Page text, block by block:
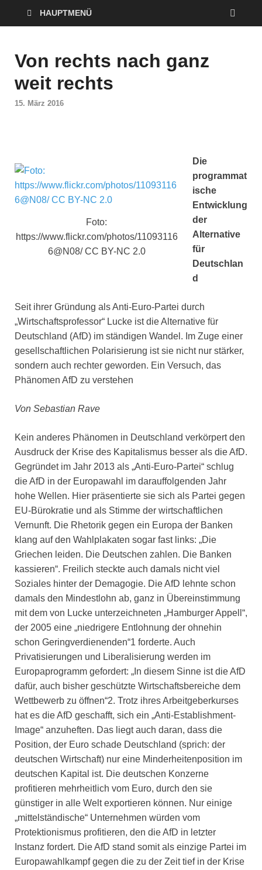
HAUPTMENÜ
Von rechts nach ganz
weit rechts
15. März 2016
Foto:
https://www.flickr.com/photos/11093116
6@N08/ CC BY-NC 2.0
Die
programmat
ische
Entwicklung
der
Alternative
für
Deutschlan
d
Seit ihrer Gründung als Anti-Euro-Partei durch
„Wirtschaftsprofessor“ Lucke ist die Alternative für
Deutschland (AfD) im ständigen Wandel. Im Zuge einer
gesellschaftlichen Polarisierung ist sie nicht nur stärker,
sondern auch rechter geworden. Ein Versuch, das
Phänomen AfD zu verstehen
Von Sebastian Rave
Kein anderes Phänomen in Deutschland verkörpert den
Ausdruck der Krise des Kapitalismus besser als die AfD.
Gegründet im Jahr 2013 als „Anti-Euro-Partei“ schlug
die AfD in der Europawahl im darauffolgenden Jahr
hohe Wellen. Hier präsentierte sie sich als Partei gegen
EU-Bürokratie und als Stimme der wirtschaftlichen
Vernunft. Die Rhetorik gegen ein Europa der Banken
klang auf den Wahlplakaten sogar fast links: „Die
Griechen leiden. Die Deutschen zahlen. Die Banken
kassieren“. Freilich steckte auch damals nicht viel
Soziales hinter der Demagogie. Die AfD lehnte schon
damals den Mindestlohn ab, ganz in Übereinstimmung
mit dem von Lucke unterzeichneten „Hamburger Appell“,
der 2005 eine „niedrigere Entlohnung der ohnehin
schon Geringverdienenden“1 forderte. Auch
Privatisierungen und Liberalisierung werden im
Europaprogramm gefordert: „In diesem Sinne ist die AfD
dafür, auch bisher geschützte Wirtschaftsbereiche dem
Wettbewerb zu öffnen“2. Trotz ihres Arbeitgeberkurses
hat es die AfD geschafft, sich ein „Anti-Establishment-
Image“ anzuheften. Das liegt auch daran, dass die
Position, der Euro schade Deutschland (sprich: der
deutschen Wirtschaft) nur eine Minderheitenposition im
deutschen Kapital ist. Die deutschen Konzerne
profitieren mehrheitlich vom Euro, durch den sie
günstiger in alle Welt exportieren können. Nur einige
„mittelständische“ Unternehmen würden vom
Protektionismus profitieren, den die AfD in letzter
Instanz fordert. Die AfD stand somit als einzige Partei im
Europawahlkampf gegen die zu der Zeit tief in der Krise